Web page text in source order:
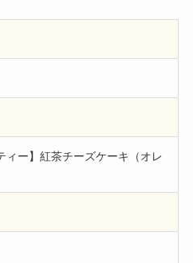
ィー】紅茶チーズケーキ（オレ